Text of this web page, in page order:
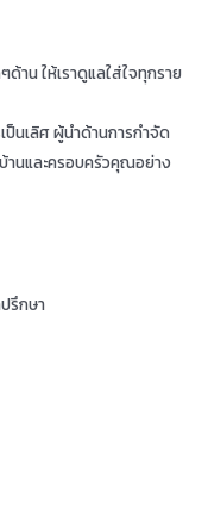
าน ให้เราดูแลใส่ใจทุกราย
ป็นเลิศ ผู้นำด้านการกำจัด
นและครอบครัวคุณอย่าง
รึกษา